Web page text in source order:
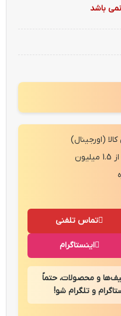
باشد
(اورجینال)
تماس تلفنی
اینستاگرام
و محصولات، حتماً
و تلگرام شو!